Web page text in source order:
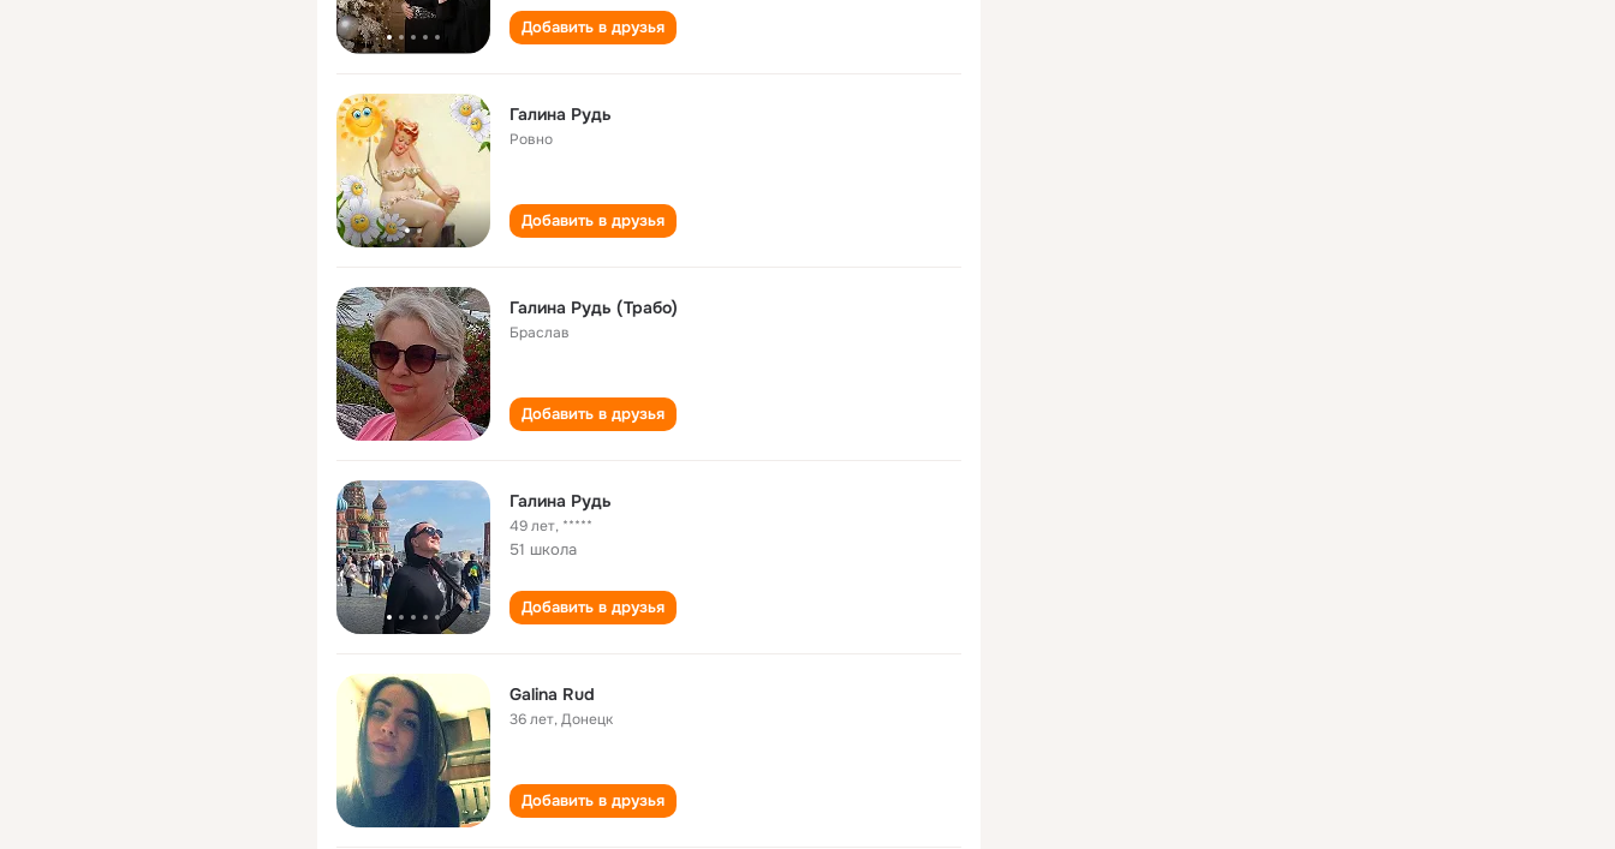
Добавить в друзья
Галина Рудь
Ровно
Добавить в друзья
Галина Рудь (Трабо)
Браслав
Добавить в друзья
Галина Рудь
49 лет, *****
51 школа
Добавить в друзья
Galina Rud
36 лет,Донецк
Добавить в друзья